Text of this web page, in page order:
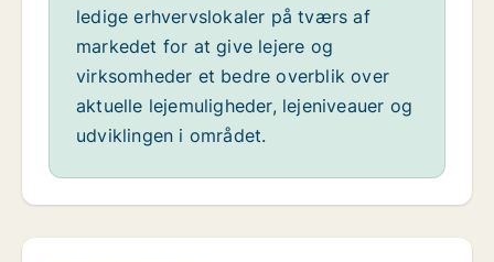
ledige erhvervslokaler på tværs af
markedet for at give lejere og
virksomheder et bedre overblik over
aktuelle lejemuligheder, lejeniveauer og
udviklingen i området.